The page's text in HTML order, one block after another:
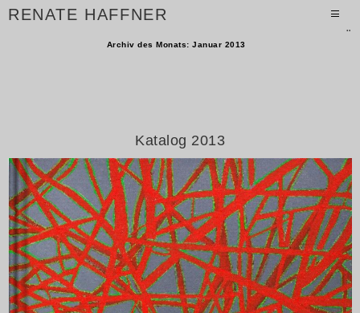
springen
RENATE HAFFNER
Archiv des Monats: Januar 2013
Katalog 2013